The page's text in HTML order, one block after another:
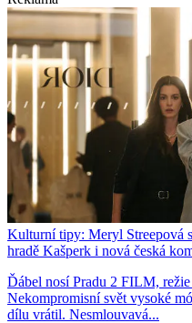
Kulturní tipy: Meryl Streepová
hradě Kašperk i nová česká
Ďábel nosí Pradu 2 FILM,
Nekompromisní svět vysoké
dílu vrátil. Nesmlouvavá...